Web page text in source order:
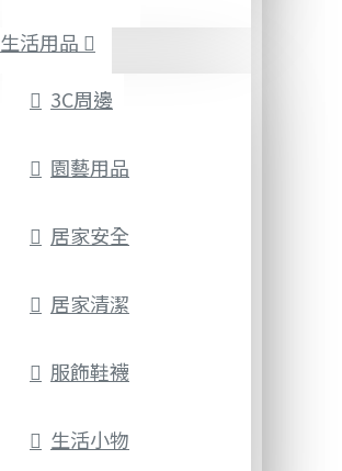
生活用品
3C周邊
園藝用品
居家安全
居家清潔
服飾鞋襪
生活小物